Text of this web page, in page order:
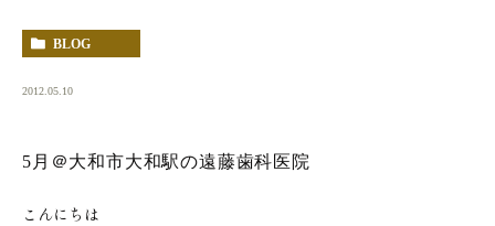
BLOG
2012.05.10
5月＠大和市大和駅の遠藤歯科医院
こんにちは